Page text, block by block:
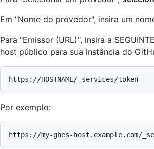
Em "Nome do provedor", insira um
Para "Emissor (URL)", insira a
host público para sua instância do
Por exemplo: